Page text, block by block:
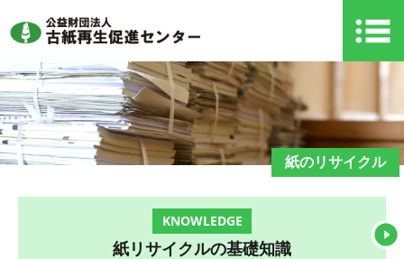
紙のリサイクル
KNOWLEDGE
紙リサイクルの基礎知識